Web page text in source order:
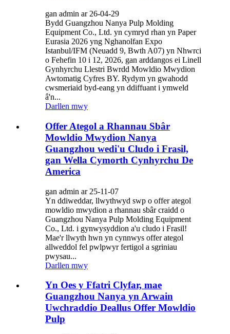
gan admin ar 26-04-29
Bydd Guangzhou Nanya Pulp Molding
Equipment Co., Ltd. yn cymryd rhan yn Paper
Eurasia 2026 yng Nghanolfan Expo
Istanbul/IFM (Neuadd 9, Bwth A07) yn Nhwrci
o Fehefin 10 i 12, 2026, gan arddangos ei Linell
Gynhyrchu Llestri Bwrdd Mowldio Mwydion
Awtomatig Cyfres BY. Rydym yn gwahodd
cwsmeriaid byd-eang yn ddiffuant i ymweld
â'n...
Darllen mwy
Offer Ategol a Rhannau Sbâr
Mowldio Mwydion Nanya
Guangzhou wedi'u Cludo i Frasil,
gan Wella Cymorth Cynhyrchu De
America
gan admin ar 25-11-07
Yn ddiweddar, llwythwyd swp o offer ategol
mowldio mwydion a rhannau sbâr craidd o
Guangzhou Nanya Pulp Molding Equipment
Co., Ltd. i gynwysyddion a'u cludo i Frasil!
Mae'r llwyth hwn yn cynnwys offer ategol
allweddol fel pwlpwyr fertigol a sgriniau
pwysau...
Darllen mwy
Yn Oes y Ffatri Clyfar, mae
Guangzhou Nanya yn Arwain
Uwchraddio Deallus Offer Mowldio
Pulp